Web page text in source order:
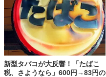
新型タバコが大反響！「たばこ
税、さようなら」600円→83円の